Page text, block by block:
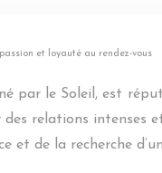
et loyauté au rendez-vous
par le Soleil, est
relations intenses
et de la recherche